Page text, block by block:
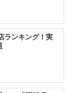
ランキング！実